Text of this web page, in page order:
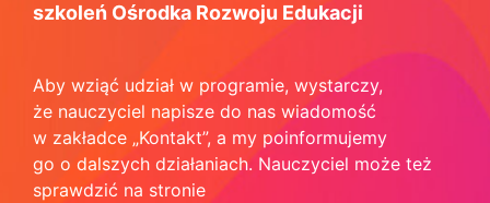
szkoleń Ośrodka Rozwoju Edukacji
Aby wziąć udział w programie, wystarczy,
że nauczyciel napisze do nas wiadomość
w zakładce „Kontakt”, a my poinformujemy
go o dalszych działaniach. Nauczyciel może też
sprawdzić na stronie